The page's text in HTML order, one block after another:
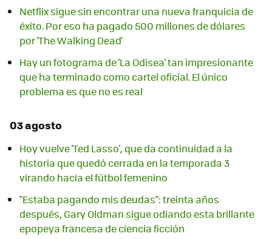
Netflix sigue sin encontrar una nueva franquicia de
éxito. Por eso ha pagado 500 millones de dólares
por 'The Walking Dead'
Hay un fotograma de 'La Odisea' tan impresionante
que ha terminado como cartel oficial. El único
problema es que no es real
03 agosto
Hoy vuelve 'Ted Lasso', que da continuidad a la
historia que quedó cerrada en la temporada 3
virando hacia el fútbol femenino
"Estaba pagando mis deudas": treinta años
después, Gary Oldman sigue odiando esta brillante
epopeya francesa de ciencia ficción